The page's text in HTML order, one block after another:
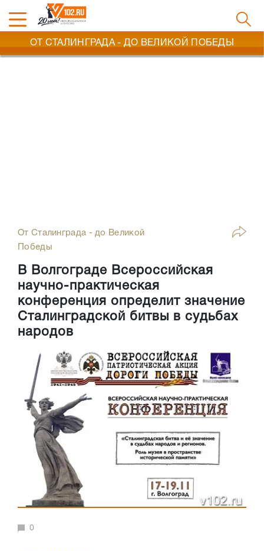
ОТ СТАЛИНГРАДА - ДО ВЕЛИКОЙ ПОБЕДЫ
От Сталинграда - до Великой
Победы
В Волгограде Всероссийская
научно-практическая
конференция определит значение
Сталинградской битвы в судьбах
народов
0